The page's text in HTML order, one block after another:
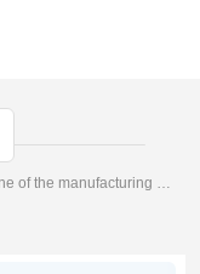
Development, design, production and sales in one of the manufacturing enterprises